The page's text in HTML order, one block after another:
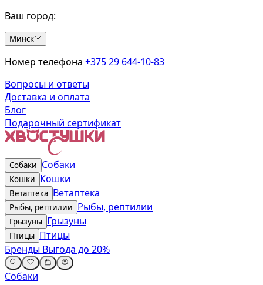
Ваш город:
Минск
Номер телефона +375 29 644-10-83
Вопросы и ответы
Доставка и оплата
Блог
Подарочный сертификат
Собаки Собаки
Кошки Кошки
Ветаптека Ветаптека
Рыбы, рептилии Рыбы, рептилии
Грызуны Грызуны
Птицы Птицы
Бренды Выгода до 20%
Собаки